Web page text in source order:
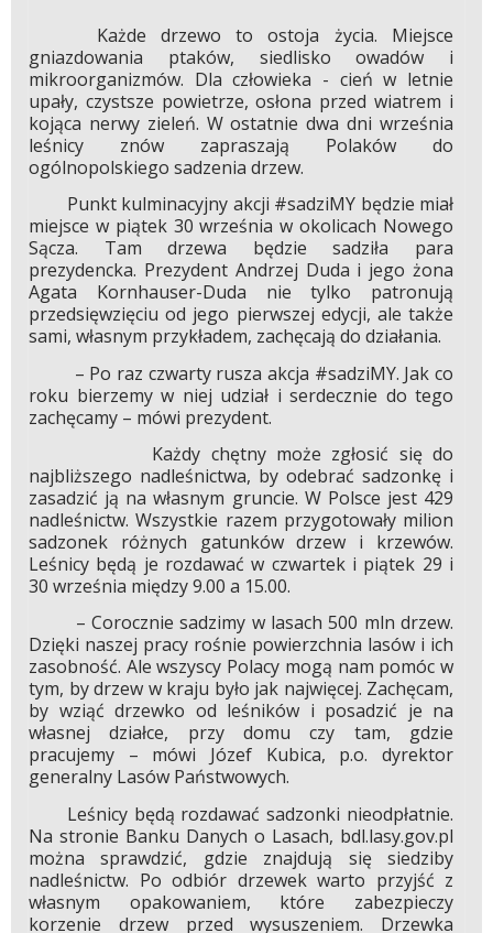
Każde drzewo to ostoja życia. Miejsce
gniazdowania ptaków, siedlisko owadów i
mikroorganizmów. Dla człowieka - cień w letnie
upały, czystsze powietrze, osłona przed wiatrem i
kojąca nerwy zieleń. W ostatnie dwa dni września
leśnicy znów zapraszają Polaków do
ogólnopolskiego sadzenia drzew.
Punkt kulminacyjny akcji #sadziMY będzie miał
miejsce w piątek 30 września w okolicach Nowego
Sącza. Tam drzewa będzie sadziła para
prezydencka. Prezydent Andrzej Duda i jego żona
Agata Kornhauser-Duda nie tylko patronują
przedsięwzięciu od jego pierwszej edycji, ale także
sami, własnym przykładem, zachęcają do działania.
– Po raz czwarty rusza akcja #sadziMY. Jak co
roku bierzemy w niej udział i serdecznie do tego
zachęcamy – mówi prezydent.
Każdy chętny może zgłosić się do
najbliższego nadleśnictwa, by odebrać sadzonkę i
zasadzić ją na własnym gruncie. W Polsce jest 429
nadleśnictw. Wszystkie razem przygotowały milion
sadzonek różnych gatunków drzew i krzewów.
Leśnicy będą je rozdawać w czwartek i piątek 29 i
30 września między 9.00 a 15.00.
– Corocznie sadzimy w lasach 500 mln drzew.
Dzięki naszej pracy rośnie powierzchnia lasów i ich
zasobność. Ale wszyscy Polacy mogą nam pomóc w
tym, by drzew w kraju było jak najwięcej. Zachęcam,
by wziąć drzewko od leśników i posadzić je na
własnej działce, przy domu czy tam, gdzie
pracujemy – mówi Józef Kubica, p.o. dyrektor
generalny Lasów Państwowych.
Leśnicy będą rozdawać sadzonki nieodpłatnie.
Na stronie Banku Danych o Lasach, bdl.lasy.gov.pl
można sprawdzić, gdzie znajdują się siedziby
nadleśnictw. Po odbiór drzewek warto przyjść z
własnym opakowaniem, które zabezpieczy
korzenie drzew przed wysuszeniem. Drzewka